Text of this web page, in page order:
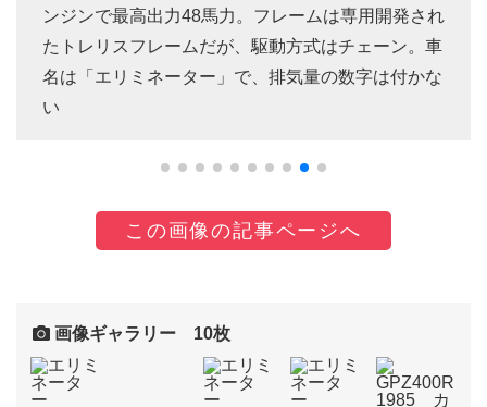
ンジンで最高出力48馬力。フレームは専用開発され
たトレリスフレームだが、駆動方式はチェーン。車
名は「エリミネーター」で、排気量の数字は付かな
い
この画像の記事ページへ
画像ギャラリー 10枚